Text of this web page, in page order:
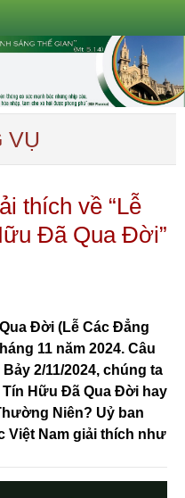
VỤ
thích về “Lễ
Đã Qua Đời”
Đời (Lễ Các Đẳng
11 năm 2024. Câu
2/11/2024, chúng ta
Hữu Đã Qua Đời hay
Niên? Uỷ ban
Việt Nam giải thích như